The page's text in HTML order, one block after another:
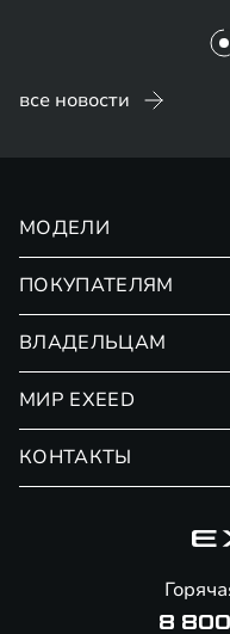
все новости
МОДЕЛИ
ПОКУПАТЕЛЯМ
Страхование
ВЛАДЕЛЬЦАМ
Сервис
Помощь на дорогах
МИР EXEED
КОНТАКТЫ
8